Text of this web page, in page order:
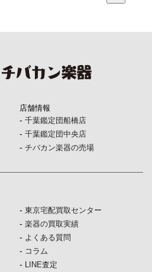
店舗情報
- 千葉鑑定団船橋店
- 千葉鑑定団中央店
- チバカン楽器の売場
- 東京宅配買取センター
- 楽器の買取実績
- よくある質問
- コラム
- LINE査定